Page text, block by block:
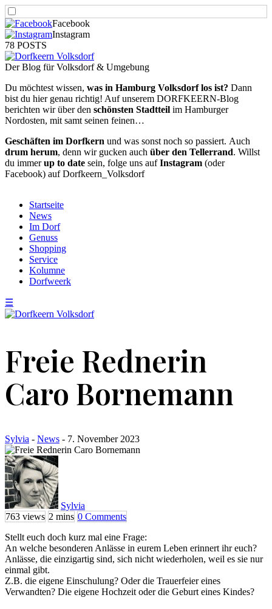
Facebook
Instagram
78 POSTS
Der Blog für Volksdorf & Umgebung
Du möchtest wissen, was in Hamburg Volksdorf los ist? Dann
bist du hier genau richtig! Auf unserem DORFKEERN-Blog
berichten wir über den schönsten Stadtteil im Hamburger
Nordosten, mit samt seinen feinen…
Geschäften im Dorfkern und was sonst noch so passiert. Auch
drum herum, denn wir gucken auch über den Tellerrand. Willst
du immerup to date sein, folge uns aufInstagram (oder
Facebook) auf Dorfkeern_Volksdorf
Startseite
News
Im Dorf
Genuss
Shopping
Service
Kolumne
Dorfweerk
☰
Freie Rednerin
Caro Bornemann
Sylvia - News - 7. November 2023
Sylvia
763 views 2 mins 0 Comments
Stellt euch doch kurz mal eine Frage:
An welche besonderen Anlässe in eurem Leben erinnert ihr euch?
Anlässe, die einzigartig sind, sich nicht wiederholen, weil es sie nur
einmal gibt.
Z.B. die eigene Einschulung? Oder die Trauerfeier eines
Verwandten? Die eigene Hochzeit oder die Geburt eines Kindes?